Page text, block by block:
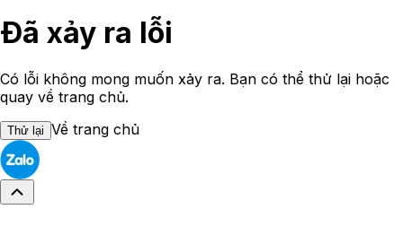
Đã xảy ra lỗi
Có lỗi không mong muốn xảy ra. Bạn có thể thử lại hoặc
quay về trang chủ.
Thử lại Về trang chủ